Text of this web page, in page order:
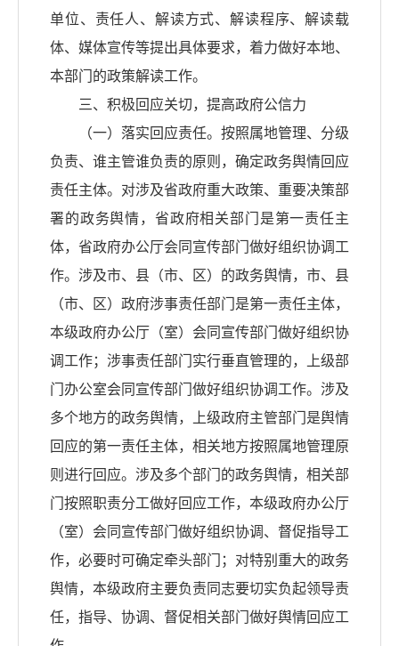
单位、责任人、解读方式、解读程序、解读载
体、媒体宣传等提出具体要求，着力做好本地、
本部门的政策解读工作。
三、积极回应关切，提高政府公信力
（一）落实回应责任。按照属地管理、分级
负责、谁主管谁负责的原则，确定政务舆情回应
责任主体。对涉及省政府重大政策、重要决策部
署的政务舆情，省政府相关部门是第一责任主
体，省政府办公厅会同宣传部门做好组织协调工
作。涉及市、县（市、区）的政务舆情，市、县
（市、区）政府涉事责任部门是第一责任主体，
本级政府办公厅（室）会同宣传部门做好组织协
调工作；涉事责任部门实行垂直管理的，上级部
门办公室会同宣传部门做好组织协调工作。涉及
多个地方的政务舆情，上级政府主管部门是舆情
回应的第一责任主体，相关地方按照属地管理原
则进行回应。涉及多个部门的政务舆情，相关部
门按照职责分工做好回应工作，本级政府办公厅
（室）会同宣传部门做好组织协调、督促指导工
作，必要时可确定牵头部门；对特别重大的政务
舆情，本级政府主要负责同志要切实负起领导责
任，指导、协调、督促相关部门做好舆情回应工